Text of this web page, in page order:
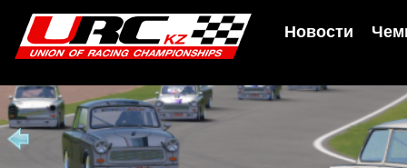
Новости